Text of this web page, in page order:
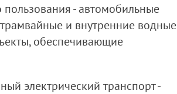
- автомобильные
и внутренние водные
обеспечивающие
электрический транспорт -